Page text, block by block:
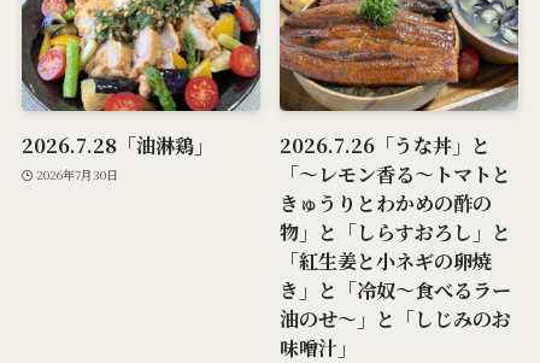
2026.7.28「油淋鶏」
2026年7月30日
2026.7.26「うな丼」と
「～レモン香る～トマトと
きゅうりとわかめの酢の
物」と「しらすおろし」と
「紅生姜と小ネギの卵焼
き」と「冷奴～食べるラー
油のせ～」と「しじみのお
味噌汁」